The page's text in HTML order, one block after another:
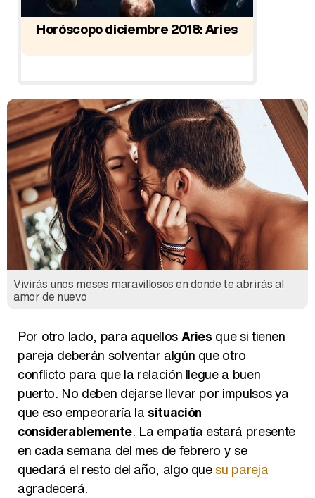
Horóscopo diciembre 2018: Aries
Vivirás unos meses maravillosos en donde te abrirás al
amor de nuevo
Por otro lado, para aquellosAries que si tienen
pareja deberán solventar algún que otro
conflicto para que la relación llegue a buen
puerto. No deben dejarse llevar por impulsos ya
que eso empeoraría la situación
considerablemente. La empatía estará presente
en cada semana del mes de febrero y se
quedará el resto del año, algo quesu pareja
agradecerá.